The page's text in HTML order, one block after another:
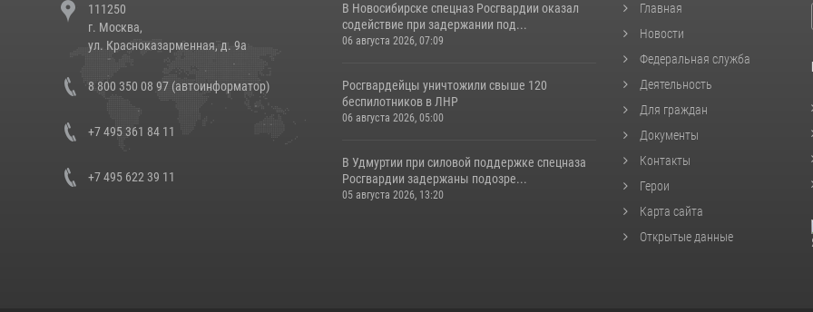
111250
г. Москва,
ул. Красноказарменная, д. 9а
8 800 350 08 97 (автоинформатор)
+7 495 361 84 11
+7 495 622 39 11
В Новосибирске спецназ Росгвардии оказал
содействие при задержании под...
06 августа 2026, 07:09
Росгвардейцы уничтожили свыше 120
беспилотников в ЛНР
06 августа 2026, 05:00
В Удмуртии при силовой поддержке спецназа
Росгвардии задержаны подозре...
05 августа 2026, 13:20
Главная
Новости
Федеральная служба
Деятельность
Для граждан
Документы
Контакты
Герои
Карта сайта
Открытые данные